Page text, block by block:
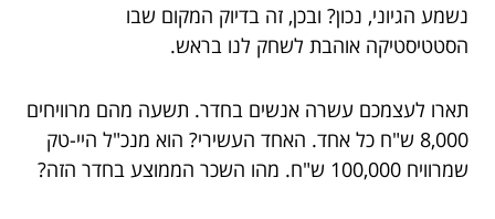
נשמע הגיוני, נכון? ובכן, זה בדיוק המקום שבו
הסטטיסטיקה אוהבת לשחק לנו בראש.
תארו לעצמכם עשרה אנשים בחדר. תשעה מהם מרוויחים
8,000 ש"ח כל אחד. האחד העשירי? הוא מנכ"ל היי-טק
שמרוויח 100,000 ש"ח. מהו השכר הממוצע בחדר הזה?